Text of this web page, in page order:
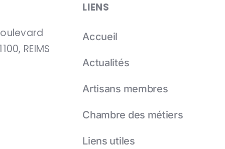
REIMS
LIENS
Accueil
Actualités
Artisans membres
Chambre des métiers
Liens utiles